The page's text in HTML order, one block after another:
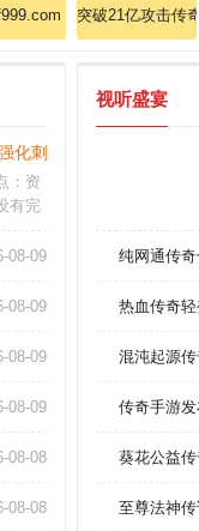
雄冰咆哮全指南突破21亿攻击传
化刺杀剑术！"
：资
有完
或激
08-09
神戒指！
08-09
路！
08-09
攻略
08-09
08-08
析战士英雄召唤骷髅。
08-08
视听盛宴
纯网通传
热血传奇
混沌起源
传奇手游
葵花公益
至尊法神